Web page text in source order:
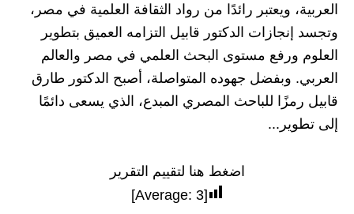
العربية، ويعتبر رائدًا من رواد الثقافة العلمية في مصر،
وتجسد إنجازات الدكتور قابيل التزامه العميق بتطوير
العلوم ورفع مستوى البحث العلمي في مصر والعالم
العربي. وبفضل جهوده المتواصلة، أصبح الدكتور طارق
قابيل رمزًا للباحث المصري المبدع، الذي يسعى دائمًا
إلى تطوير...
اضغط هنا لتقييم التقرير
[Average:
3
]